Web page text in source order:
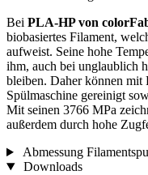
Bei PLA-HP von
biobasiertes Filament,
aufweist. Seine hohe
ihm, auch bei unglaublich
bleiben. Daher können
Spülmaschine gereinigt
Mit seinen 3766 MPa
außerdem durch hohe
Abmessung
Downloads